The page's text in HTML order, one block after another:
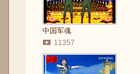
中国军魂
11357